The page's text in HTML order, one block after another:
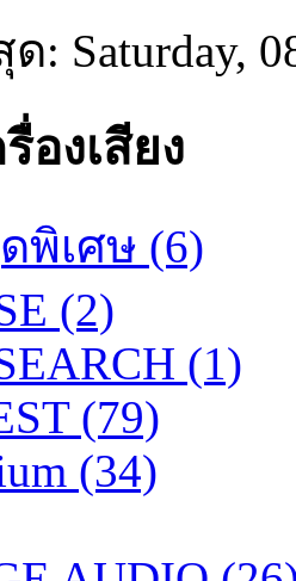
: Saturday,
องเสียง
พิเศษ (6)
(2)
(1)
(79)
(34)